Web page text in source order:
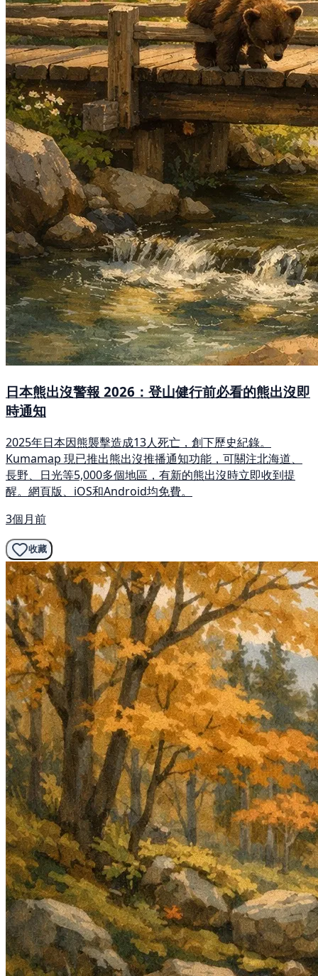
日本熊出沒警報 2026：登山健行前必看的熊出沒即
時通知
2025年日本因熊襲擊造成13人死亡，創下歷史紀錄。
Kumamap 現已推出熊出沒推播通知功能，可關注北海道、
長野、日光等5,000多個地區，有新的熊出沒時立即收到提
醒。網頁版、iOS和Android均免費。
3個月前
收藏